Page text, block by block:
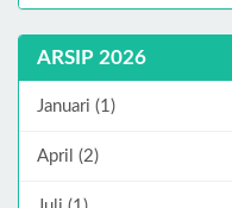
ARSIP 2026
Januari (1)
April (2)